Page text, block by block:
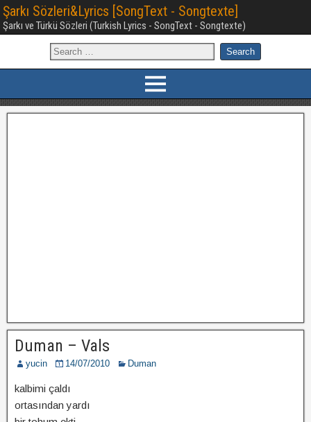
Şarkı Sözleri&Lyrics [SongText - Songtexte]
Şarkı ve Türkü Sözleri (Turkish Lyrics - SongText - Songtexte)
Duman – Vals
yucin 14/07/2010 Duman
kalbimi çaldı
ortasından yardı